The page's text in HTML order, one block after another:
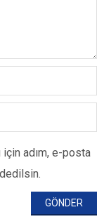
için adım, e-posta